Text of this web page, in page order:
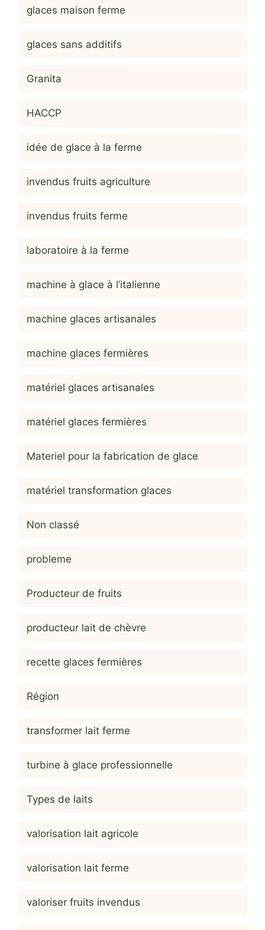
glaces maison ferme
glaces sans additifs
Granita
HACCP
idée de glace à la ferme
invendus fruits agriculture
invendus fruits ferme
laboratoire à la ferme
machine à glace à l’italienne
machine glaces artisanales
machine glaces fermières
matériel glaces artisanales
matériel glaces fermières
Materiel pour la fabrication de glace
matériel transformation glaces
Non classé
probleme
Producteur de fruits
producteur lait de chèvre
recette glaces fermières
Région
transformer lait ferme
turbine à glace professionnelle
Types de laits
valorisation lait agricole
valorisation lait ferme
valoriser fruits invendus